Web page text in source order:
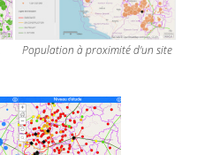
Population à proximité d'un site